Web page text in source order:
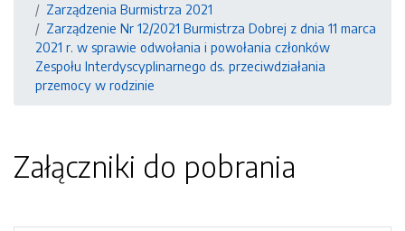
Zarządzenia Burmistrza 2021
Zarządzenie Nr 12/2021 Burmistrza Dobrej z dnia 11 marca
2021 r. w sprawie odwołania i powołania członków
Zespołu Interdyscyplinarnego ds. przeciwdziałania
przemocy w rodzinie
Załączniki do pobrania